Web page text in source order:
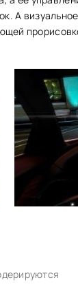
А визуальное